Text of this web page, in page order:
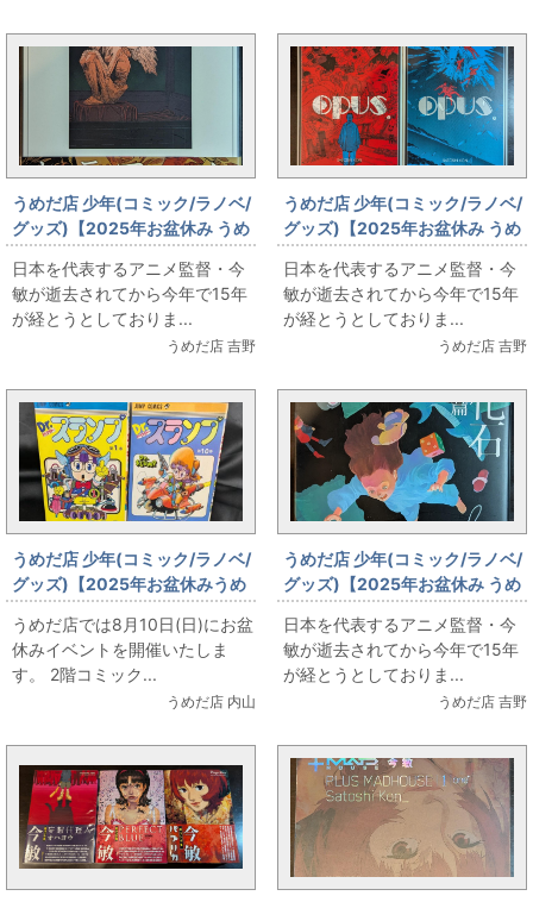
うめだ店 少年(コミック/ラノベ/
グッズ)【2025年お盆休み うめ
だ店 本 販売情報】今敏 復刊ドッ
トコム「セラフィム 2億6661万
3336の翼(増補復刻版)」
日本を代表するアニメ監督・今
敏が逝去されてから今年で15年
が経とうとしておりま...
うめだ店 吉野
うめだ店 少年(コミック/ラノベ/
グッズ)【2025年お盆休み うめ
だ店 本 販売情報】今敏・最後の
長編作品「OPUS(徳間オリジナ
ル版)」上下巻セット
日本を代表するアニメ監督・今
敏が逝去されてから今年で15年
が経とうとしておりま...
うめだ店 吉野
うめだ店 少年(コミック/ラノベ/
グッズ)【2025年お盆休みうめ
だ店販売情報】8月10日(日)
【コミックフロア】Dr.スランプ
うめだ店では8月10日(日)にお盆
休みイベントを開催いたしま
す。 2階コミック...
うめだ店 内山
うめだ店 少年(コミック/ラノベ/
グッズ)【2025年お盆休み うめ
だ店 本 販売情報】今敏の全短篇
「夢の化石」
日本を代表するアニメ監督・今
敏が逝去されてから今年で15年
が経とうとしておりま...
うめだ店 吉野